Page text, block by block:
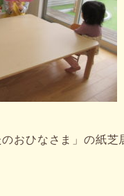
のおひなさま」の紙芝